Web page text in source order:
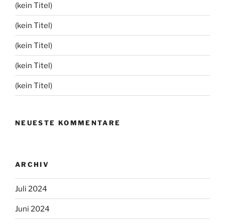
(kein Titel)
(kein Titel)
(kein Titel)
(kein Titel)
(kein Titel)
NEUESTE KOMMENTARE
ARCHIV
Juli 2024
Juni 2024